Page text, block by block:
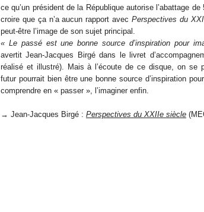
ce qu’un président de la République autorise l’abattage de
croire que ça n’a aucun rapport avec Perspectives du
peut-être l’image de son sujet principal.
« Le passé est une bonne source d’inspiration pour
avertit Jean-Jacques Birgé dans le livret
réalisé et illustré). Mais à l’écoute de ce disque, on se
futur pourrait bien être une bonne source d’inspiration
comprendre en « passer », l’imaginer enfin.
→ Jean-Jacques Birgé : Perspectives du XXIIe siècle